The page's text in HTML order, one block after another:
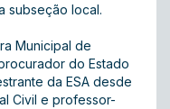
subseção local.
Municipal de
do Estado
da ESA desde
Civil e professor-